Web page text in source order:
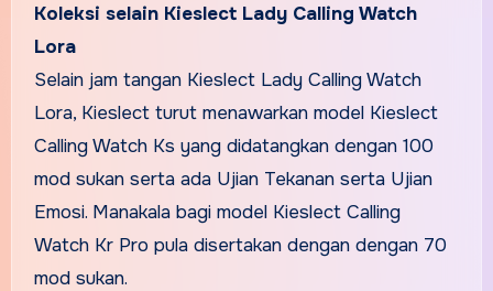
Koleksi selain Kieslect Lady Calling Watch
Lora
Selain jam tangan Kieslect Lady Calling Watch
Lora, Kieslect turut menawarkan model Kieslect
Calling Watch Ks yang didatangkan dengan 100
mod sukan serta ada Ujian Tekanan serta Ujian
Emosi. Manakala bagi model Kieslect Calling
Watch Kr Pro pula disertakan dengan dengan 70
mod sukan.